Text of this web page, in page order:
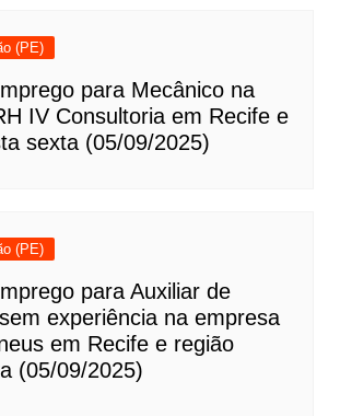
(PE)
para Mecânico na
IV Consultoria em Recife e
sexta (05/09/2025)
(PE)
para Auxiliar de
experiência na empresa
em Recife e região
(05/09/2025)